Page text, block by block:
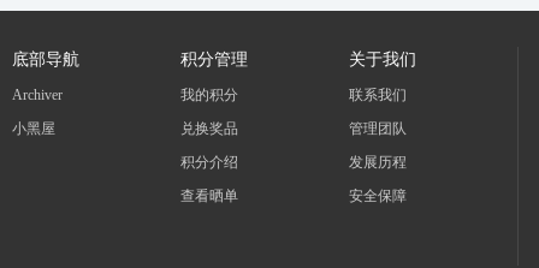
底部导航
Archiver
小黑屋
积分管理
我的积分
兑换奖品
积分介绍
查看晒单
关于我们
联系我们
管理团队
发展历程
安全保障